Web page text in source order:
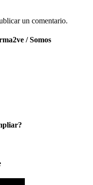
un comentario.
/ Somos